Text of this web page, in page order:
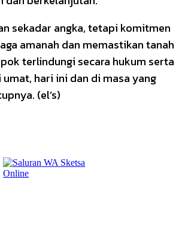
sekadar angka, tetapi komitmen
amanah dan memastikan tanah
terlindungi secara hukum serta
hari ini dan di masa yang
(el’s)